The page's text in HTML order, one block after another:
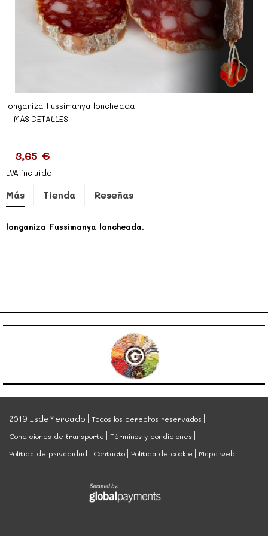
longaniza Fussimanya loncheada.
MÁS DETALLES
3,65 €
IVA incluído
Más Tienda Reseñas
longaniza Fussimanya loncheada.
2019 EsdeMercado
Todos los derechos reservados
Condiciones de transporte
Términos y condiciones
Política de privacidad
Contacto Política de cookie Mapa web